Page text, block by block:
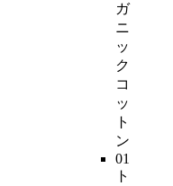
ガ
ニ
ッ
ク
コ
ッ
ト
ン
01
ト